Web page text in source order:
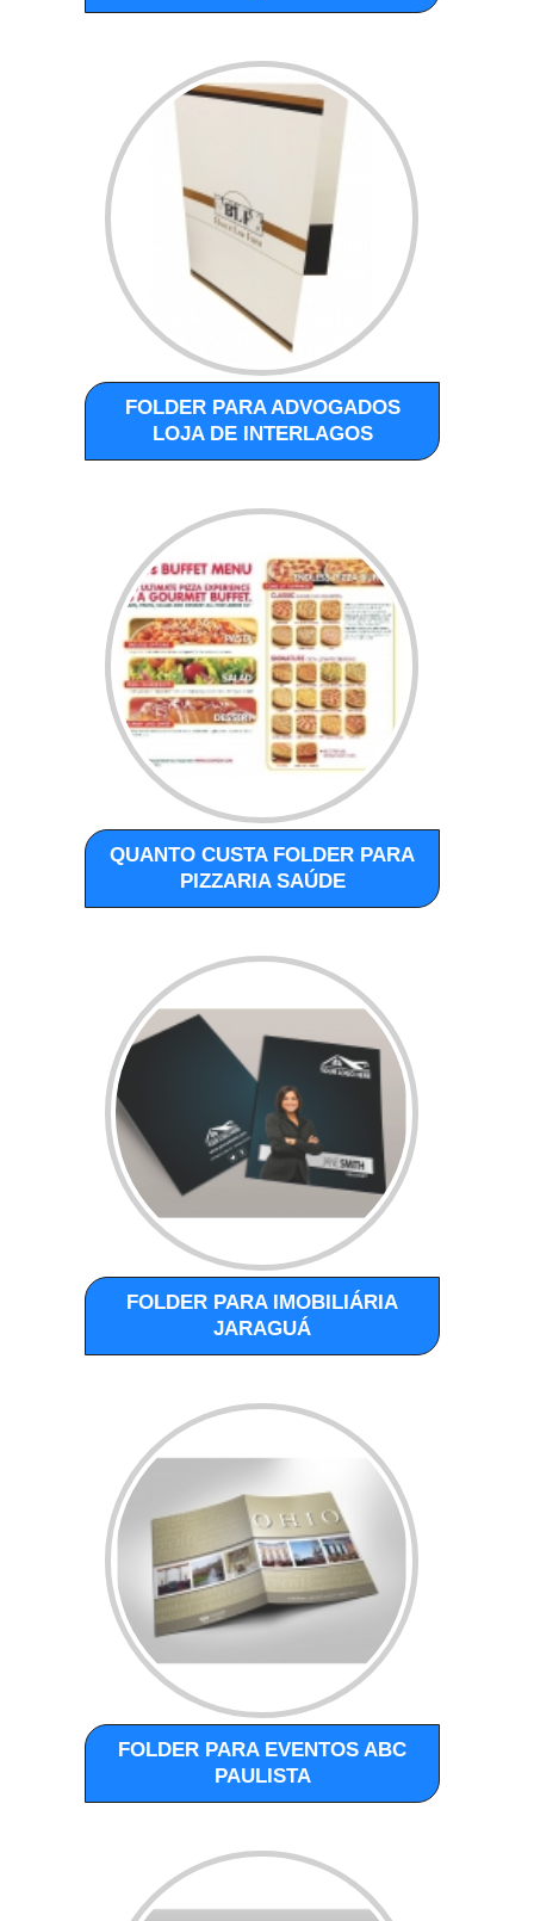
FOLDER PARA ADVOGADOS
LOJA DE INTERLAGOS
QUANTO CUSTA FOLDER PARA
PIZZARIA SAÚDE
FOLDER PARA IMOBILIÁRIA
JARAGUÁ
FOLDER PARA EVENTOS ABC
PAULISTA